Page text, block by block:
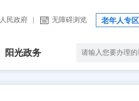
民政府 无障碍浏览 老年人专区
阳光政务